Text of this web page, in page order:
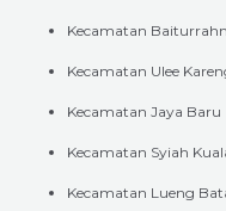
Kecamatan
Kecamatan Ulee
Kecamatan Jaya Baru
Kecamatan Syiah
Kecamatan Lueng